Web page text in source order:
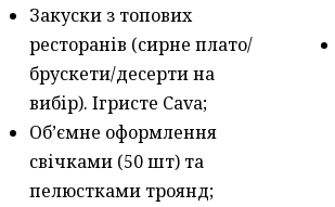
Закуски з топових
ресторанів (сирне плато/
брускети/десерти на
вибір). Ігристе Cava;
Об’ємне оформлення
свічками (50 шт) та
пелюстками троянд;